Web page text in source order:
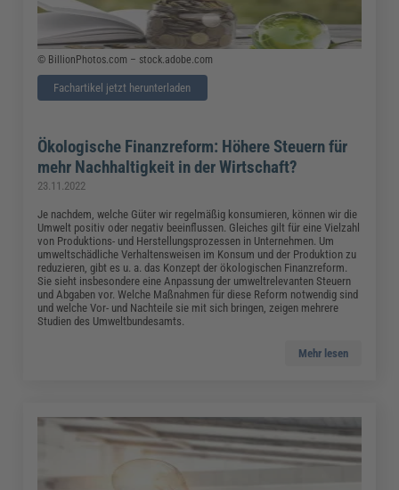
© BillionPhotos.com – stock.adobe.com
Fachartikel jetzt herunterladen
Ökologische Finanzreform: Höhere Steuern für
mehr Nachhaltigkeit in der Wirtschaft?
23.11.2022
Je nachdem, welche Güter wir regelmäßig konsumieren, können wir die
Umwelt positiv oder negativ beeinflussen. Gleiches gilt für eine Vielzahl
von Produktions- und Herstellungsprozessen in Unternehmen. Um
umweltschädliche Verhaltensweisen im Konsum und der Produktion zu
reduzieren, gibt es u. a. das Konzept der ökologischen Finanzreform.
Sie sieht insbesondere eine Anpassung der umweltrelevanten Steuern
und Abgaben vor. Welche Maßnahmen für diese Reform notwendig sind
und welche Vor- und Nachteile sie mit sich bringen, zeigen mehrere
Studien des Umweltbundesamts.
Mehr lesen